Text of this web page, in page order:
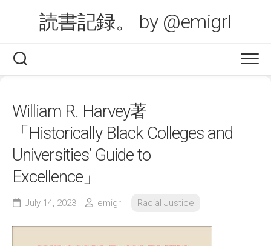
読書記録。 by @emigrl
William R. Harvey著
「Historically Black Colleges and
Universities’ Guide to
Excellence」
July 14, 2023 emigrl Racial Justice